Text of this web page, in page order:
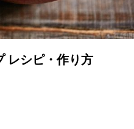
レシピ・作り方